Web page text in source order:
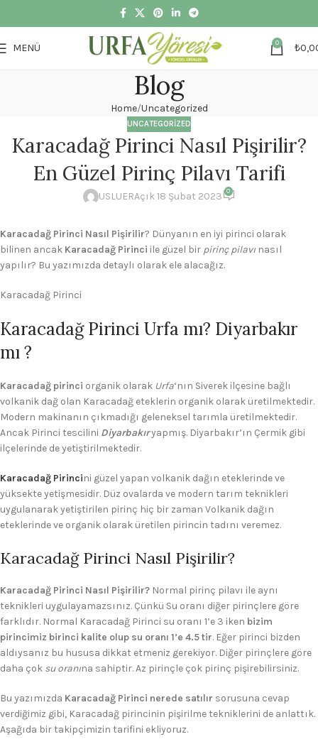
MENÜ 0 ₺
Blog
Home Uncategorized
UNCATEGORIZED
Karacadağ Pirinci Nasıl Pişirilir?
En Güzel Pirinç Pilavı Tarifi
USLUERAçık 18 Şubat 2023 0
Karacadağ Pirinci Nasıl Pişirilir? Dünyanın en iyi pirinci olarak
bilinen ancak Karacadağ Pirinci ile güzel bir pirinç pilavı nasıl
yapılır? Bu yazımızda detaylı olarak ele alacağız.
Karacadağ Pirinci
Karacadağ Pirinci Urfa mı? Diyarbakır
mı ?
Karacadağ pirinci organik olarak Urfa‘nın Siverek ilçesine bağlı
volkanik dağ olan Karacadağ eteklerin organik olarak üretilmektedir.
Modern makinanın çıkmadığı geleneksel tarımla üretilmektedir.
Ancak Pirinci tescilini Diyarbakıryapmış. Diyarbakır’ın Çermik gibi
ilçelerinde de yetiştirilmektedir.
Karacadağ Pirincini güzel yapan volkanik dağın eteklerinde ve
yüksekte yetişmesidir. Düz ovalarda ve modern tarım teknikleri
uygulanarak yetiştirilen pirinç hiç bir zaman Volkanik dağın
eteklerinde ve organik olarak üretilen pirincin tadını veremez.
Karacadağ Pirinci Nasıl Pişirilir?
Karacadağ Pirinci Nasıl Pişirilir? Normal pirinç pilavı ile aynı
teknikleri uygulayamazsınız. Çünkü Su oranı diğer pirinçlere göre
farklıdır. Normal Karacadağ Pirinci su oranı 1’e 3 iken bizim
pirincimiz birinci kalite olup su oranı 1’e 4.5 tir. Eğer pirinci bizden
aldıysanız bu hususa dikkat etmeniz gerekiyor. Diğer pirinçlere göre
daha çok su oranına sahiptir. Az pirinçle çok pirinç pişirebilirsiniz.
Bu yazımızda Karacadağ Pirinci nerede satılır sorusuna cevap
verdiğimiz gibi, Karacadağ pirincinin pişirilme tekniklerini de anlattık.
Aşağıda bir takipçimizin tarifini ekliyoruz.